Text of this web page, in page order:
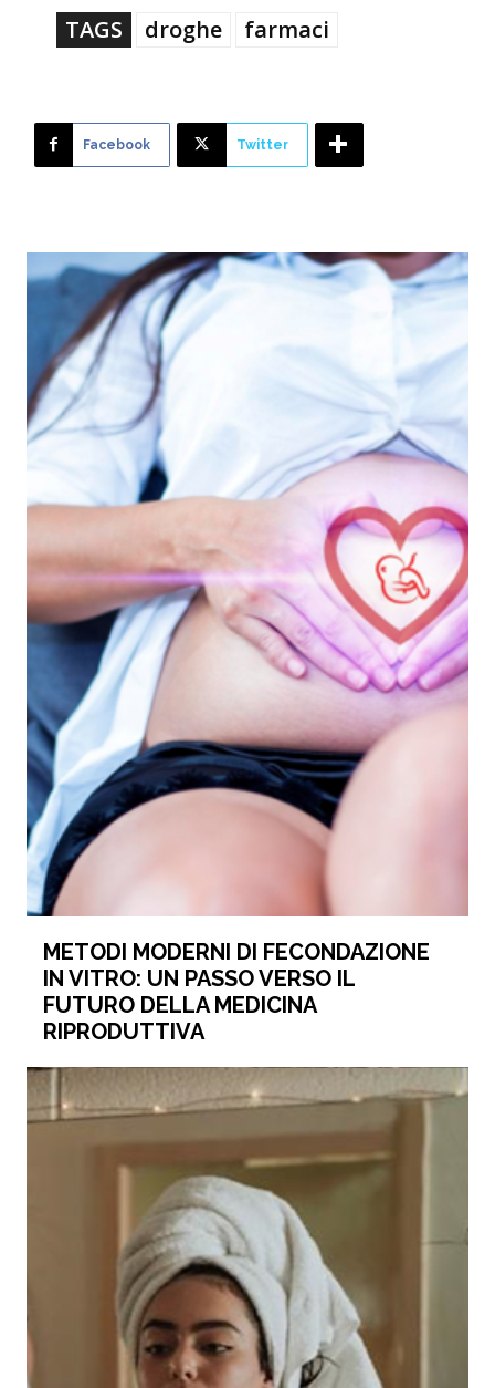
TAGS droghe farmaci
Facebook Twitter
METODI MODERNI DI FECONDAZIONE
IN VITRO: UN PASSO VERSO IL
FUTURO DELLA MEDICINA
RIPRODUTTIVA